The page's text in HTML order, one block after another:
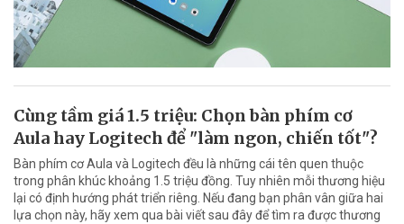
Cùng tầm giá 1.5 triệu: Chọn bàn phím cơ
Aula hay Logitech để "làm ngon, chiến tốt"?
Bàn phím cơ Aula và Logitech đều là những cái tên quen thuộc
trong phân khúc khoảng 1.5 triệu đồng. Tuy nhiên mỗi thương hiệu
lại có định hướng phát triển riêng. Nếu đang bạn phân vân giữa hai
lựa chọn này, hãy xem qua bài viết sau đây để tìm ra được thương